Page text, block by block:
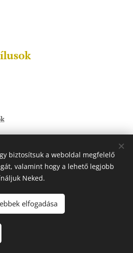
biztosítsuk a weboldal megfelelő
valamint hogy a lehető legjobb
Neked.
elfogadása